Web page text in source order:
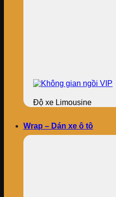
Độ xe Limousine
Wrap – Dán xe ô tô